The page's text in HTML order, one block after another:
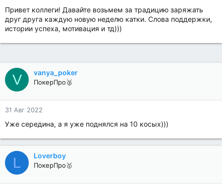
Привет коллеги! Давайте возьмем за традицию заряжать
друг друга каждую новую неделю катки. Слова поддержки,
истории успеха, мотивация и тд)))
V vanya_poker
ПокерПро🥈
31 Авг 2022
Уже середина, а я уже поднялся на 10 косых)))
L Loverboy
ПокерПро🥇